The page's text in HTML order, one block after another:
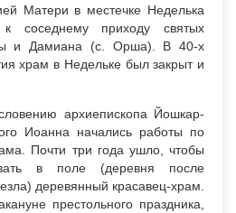
Матери в местечке Неделька
соседнему приходу святых
и Дамиана (с. Орша). В 40-х
храм в Недельке был закрыт и
архиепископа Йошкар-
Иоанна начались работы по
Почти три года ушло, чтобы
в поле (деревня после
деревянный красавец-храм.
престольного праздника,